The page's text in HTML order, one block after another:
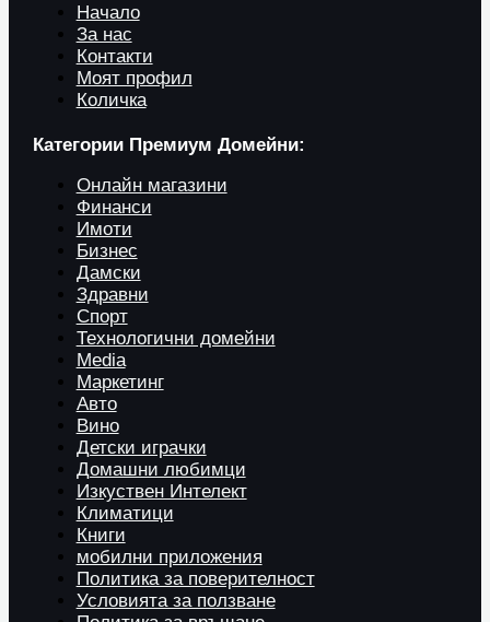
Начало
За нас
Контакти
Моят профил
Количка
Категории Премиум Домейни:
Онлайн магазини
Финанси
Имоти
Бизнес
Дамски
Здравни
Спорт
Технологични домейни
Media
Маркетинг
Авто
Вино
Детски играчки
Домашни любимци
Изкуствен Интелект
Климатици
Книги
мобилни приложения
Политика за поверителност
Условията за ползване